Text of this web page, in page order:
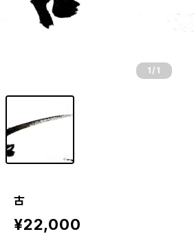
1 /1
古
¥22,000